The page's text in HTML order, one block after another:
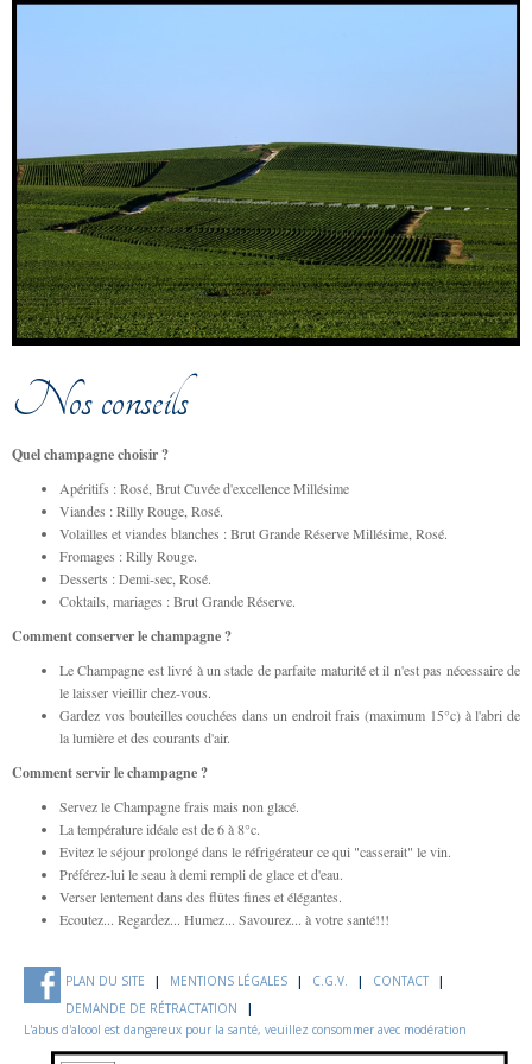
Nos conseils
Quel champagne choisir ?
Apéritifs : Rosé, Brut Cuvée d'excellence Millésime
Viandes : Rilly Rouge, Rosé.
Volailles et viandes blanches : Brut Grande Réserve Millésime, Rosé.
Fromages : Rilly Rouge.
Desserts : Demi-sec, Rosé.
Coktails, mariages : Brut Grande Réserve.
Comment conserver le champagne ?
Le Champagne est livré à un stade de parfaite maturité et il n'est pas nécessaire de
le laisser vieillir chez-vous.
Gardez vos bouteilles couchées dans un endroit frais (maximum 15°c) à l'abri de
la lumière et des courants d'air.
Comment servir le champagne ?
Servez le Champagne frais mais non glacé.
La température idéale est de 6 à 8°c.
Evitez le séjour prolongé dans le réfrigérateur ce qui "casserait" le vin.
Préférez-lui le seau à demi rempli de glace et d'eau.
Verser lentement dans des flûtes fines et élégantes.
Ecoutez... Regardez... Humez... Savourez... à votre santé!!!
PLAN DU SITE MENTIONS LÉGALES C.G.V.
CONTACT
DEMANDE DE RÉTRACTATION
L'abus d'alcool est dangereux pour la santé, veuillez consommer avec modération